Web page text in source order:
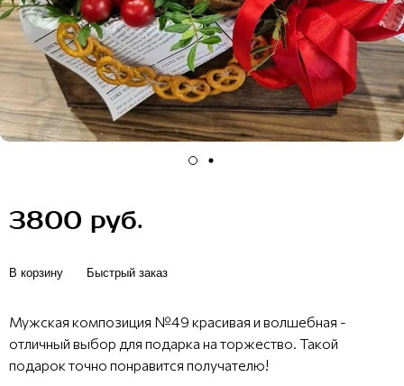
3800 руб.
В корзину Быстрый заказ
Мужская композиция №49 красивая и волшебная -
отличный выбор для подарка на торжество. Такой
подарок точно понравится получателю!